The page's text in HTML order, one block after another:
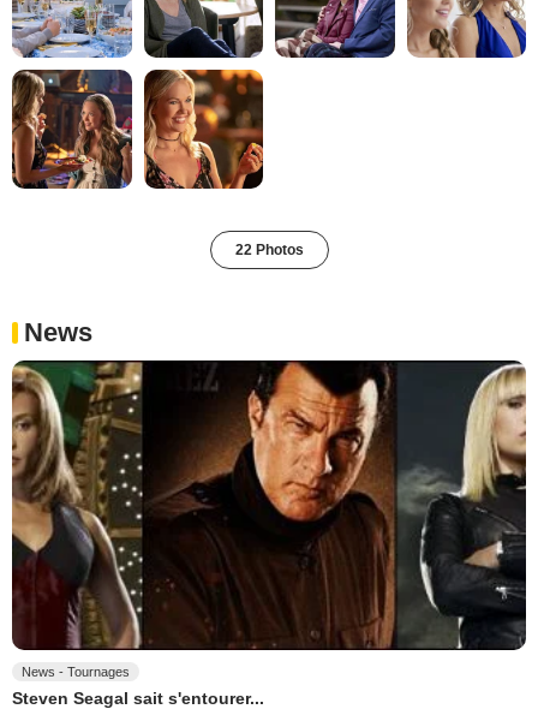
22 Photos
News
News - Tournages
Steven Seagal sait s'entourer...